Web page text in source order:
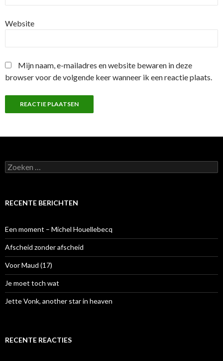
Website
Mijn naam, e-mailadres en website bewaren in deze
browser voor de volgende keer wanneer ik een reactie plaats.
Z
o
e
a
a
r
:
RECENTE BERICHTEN
Een moment – Michel Houellebecq
Afscheid zonder afscheid
Voor Maud (17)
Je moet toch wat
Jette Vonk, another star in heaven
RECENTE REACTIES